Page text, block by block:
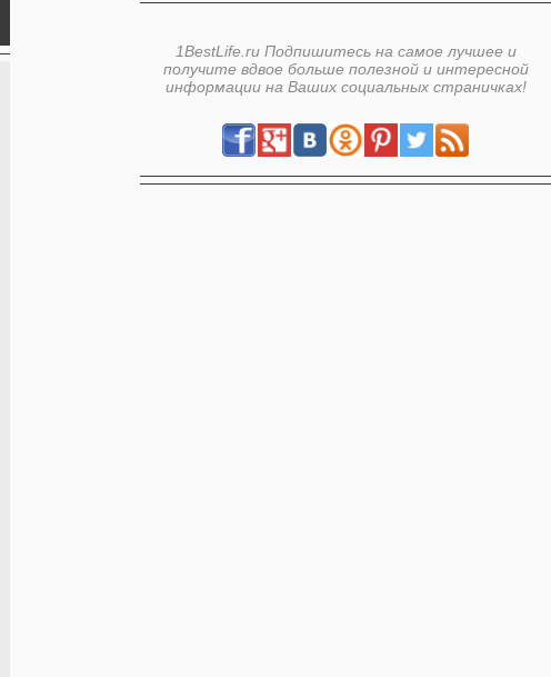
1BestLife.ru Подпишитесь на самое лучшее и
получите вдвое больше полезной и интересной
информации на Ваших социальных страничках!